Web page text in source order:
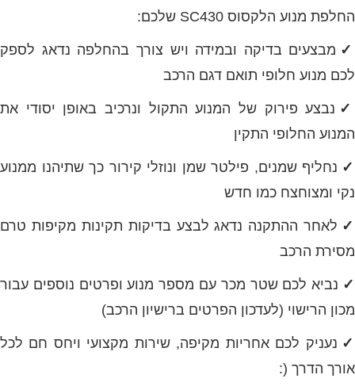
החלפת מנוע הלקסוס SC430 שלכם:
✓ מבצעים בדיקה ובמידה ויש צורך בהחלפה נדאג לספק
לכם מנוע חלופי תואם דגם הרכב
✓ נבצע פירוק של המנוע התקול ונרכיב באופן יסודי את
המנוע החלופי התקין
✓ נחליף שמנים, פילטר שמן ונוזלי קירור כך שתיהנו ממנוע
נקי ומצוחצח כמו חדש
✓ לאחר ההתקנה נדאג לבצע בדיקות תקינות מקיפות טרם
מסירת הרכב
✓ נביא לכם שטר מכר עם מספר מנוע ופרטים נוספים עבור
מכון הרישוי (לעדכון הפרטים ברישיון הרכב)
✓ נעניק לכם אחריות מקיפה, שירות מקצועי ויחס חם לכל
אורך הדרך (: